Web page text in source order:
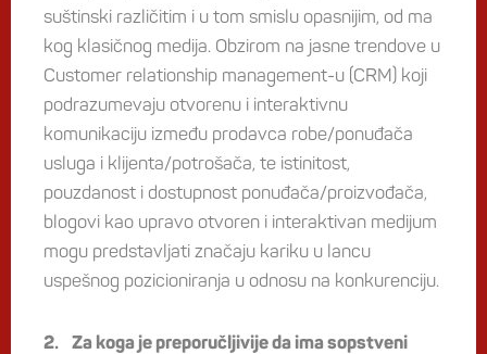
suštinski različitim i u tom smislu opasnijim, od ma
kog klasičnog medija. Obzirom na jasne trendove u
Customer relationship management-u (CRM) koji
podrazumevaju otvorenu i interaktivnu
komunikaciju između prodavca robe/ponuđača
usluga i klijenta/potrošača, te istinitost,
pouzdanost i dostupnost ponuđača/proizvođača,
blogovi kao upravo otvoren i interaktivan medijum
mogu predstavljati značaju kariku u lancu
uspešnog pozicioniranja u odnosu na konkurenciju.
2. Za koga je preporučljivije da ima sopstveni